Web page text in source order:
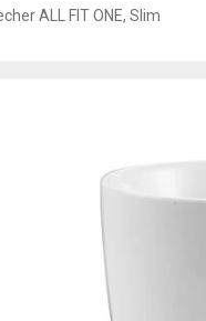
ALL FIT ONE, Slim